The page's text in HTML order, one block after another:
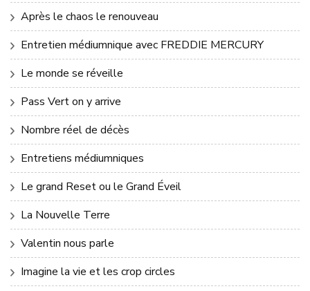
Après le chaos le renouveau
Entretien médiumnique avec FREDDIE MERCURY
Le monde se réveille
Pass Vert on y arrive
Nombre réel de décès
Entretiens médiumniques
Le grand Reset ou le Grand Éveil
La Nouvelle Terre
Valentin nous parle
Imagine la vie et les crop circles